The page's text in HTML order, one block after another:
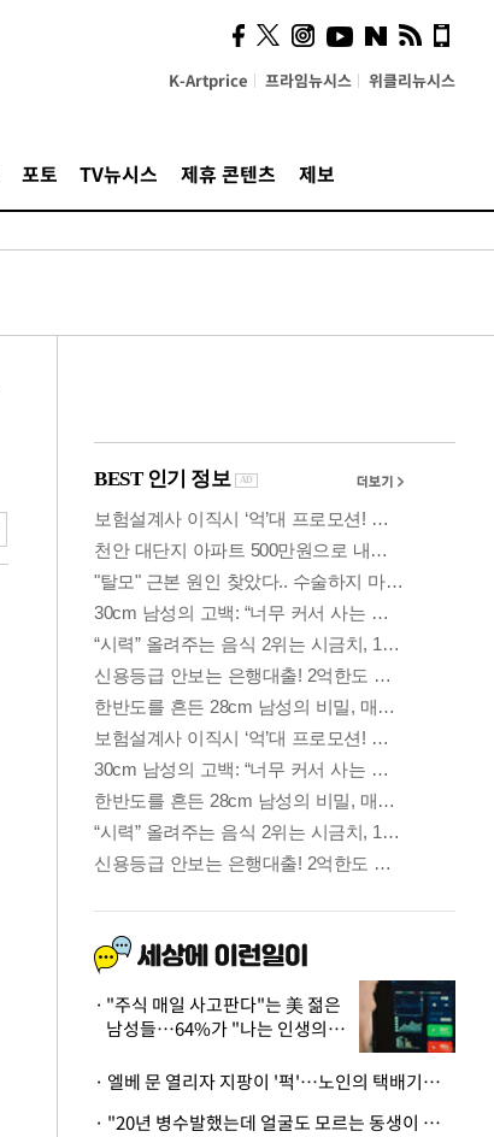
K-Artprice 프라임뉴시스 위클리뉴시스
포토 TV뉴시스 제휴 콘텐츠 제보
사이 해답 찾았죠"…알을
깨고 나온 '초자아'
"주식 매일 사고판다"는 美 젊은
남성들…64%가 "나는 인생의
· 엘베 문 열리자 지팡이 '퍽'…노인의 택배기사 폭행 이유
· "20년 병수발했는데 얼굴도 모르는 동생이 유산 절반을"…배다른 형제 상속권 있을까